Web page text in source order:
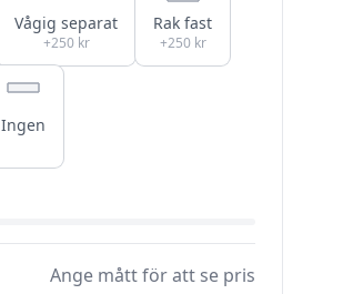
Vågig separat
+250 kr
Rak fast
+250 kr
Ingen
Ange mått för att se pris